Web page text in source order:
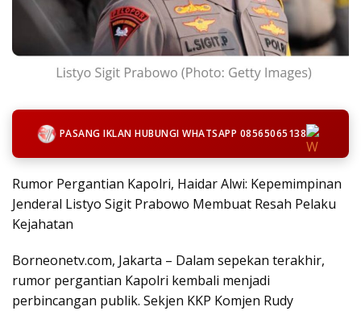
PASANG IKLAN HUBUNGI WHATSAPP 08565065138
Rumor Pergantian Kapolri, Haidar Alwi: Kepemimpinan
Jenderal Listyo Sigit Prabowo Membuat Resah Pelaku
Kejahatan
Borneonetv.com, Jakarta – Dalam sepekan terakhir,
rumor pergantian Kapolri kembali menjadi
perbincangan publik. Sekjen KKP Komjen Rudy